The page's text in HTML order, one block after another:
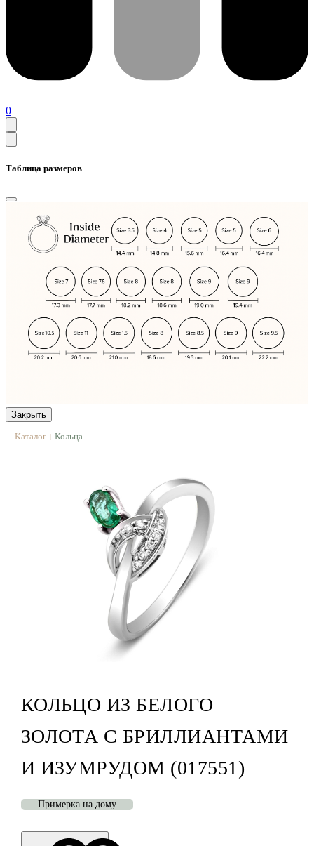
0
Таблица размеров
Закрыть
Каталог | Кольца
КОЛЬЦО ИЗ БЕЛОГО
ЗОЛОТА С БРИЛЛИАНТАМИ
И ИЗУМРУДОМ (017551)
Примерка на дому